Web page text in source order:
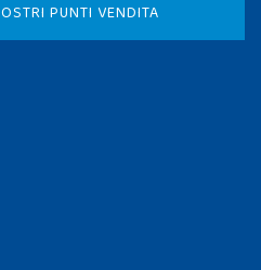
PUNTI VENDITA